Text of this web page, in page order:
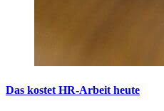
Das kostet HR-Arbeit heute